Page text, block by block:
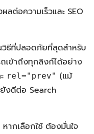
ลต่อความเร็วและ SEO
วิธีที่ปลอดภัยที่สุดสำหรับ
เข้าถึงทุกลิงก์ได้อย่าง
rel="prev" (แม้
งดีต่อ Search
หากเลือกใช้ ต้องมั่นใจ